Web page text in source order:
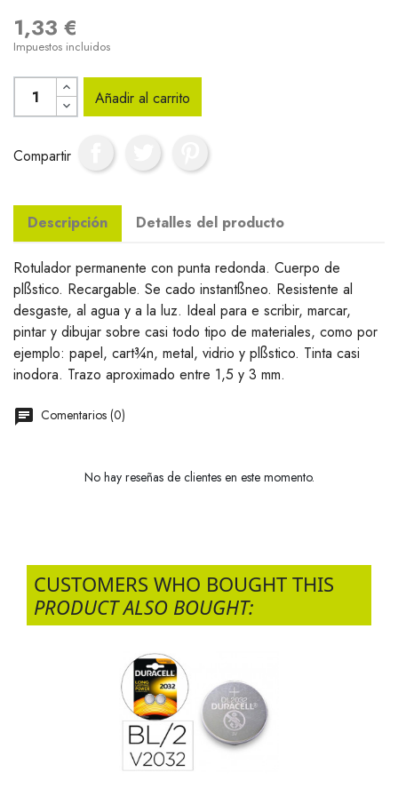
1,33 €
Impuestos incluidos
Añadir al carrito
Compartir
Descripción Detalles del producto
Rotulador permanente con punta redonda. Cuerpo de
plßstico. Recargable. Se cado instantßneo. Resistente al
desgaste, al agua y a la luz. Ideal para e scribir, marcar,
pintar y dibujar sobre casi todo tipo de materiales, como por
ejemplo: papel, cart¾n, metal, vidrio y plßstico. Tinta casi
inodora. Trazo aproximado entre 1,5 y 3 mm.
Comentarios (0)
No hay reseñas de clientes en este momento.
CUSTOMERS WHO BOUGHT THIS
PRODUCT ALSO BOUGHT: